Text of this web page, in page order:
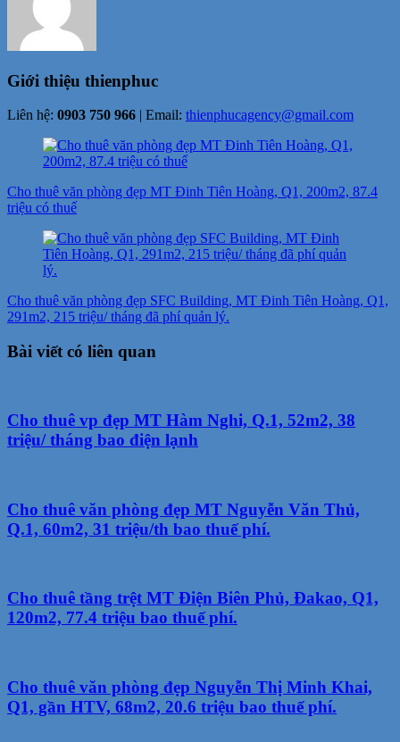
Giới thiệu thienphuc
Liên hệ: 0903 750 966 | Email: thienphucagency@gmail.com
Điều
hướng
bài
viết
Cho thuê văn phòng đẹp MT Đinh Tiên Hoàng, Q1, 200m2, 87.4
triệu có thuế
Cho thuê văn phòng đẹp SFC Building, MT Đinh Tiên Hoàng, Q1,
291m2, 215 triệu/ tháng đã phí quản lý.
Bài viết có liên quan
Cho thuê vp đẹp MT Hàm Nghi, Q.1, 52m2, 38
triệu/ tháng bao điện lạnh
Cho thuê văn phòng đẹp MT Nguyễn Văn Thủ,
Q.1, 60m2, 31 triệu/th bao thuế phí.
Cho thuê tầng trệt MT Điện Biên Phủ, Đakao, Q1,
120m2, 77.4 triệu bao thuế phí.
Cho thuê văn phòng đẹp Nguyễn Thị Minh Khai,
Q1, gần HTV, 68m2, 20.6 triệu bao thuế phí.